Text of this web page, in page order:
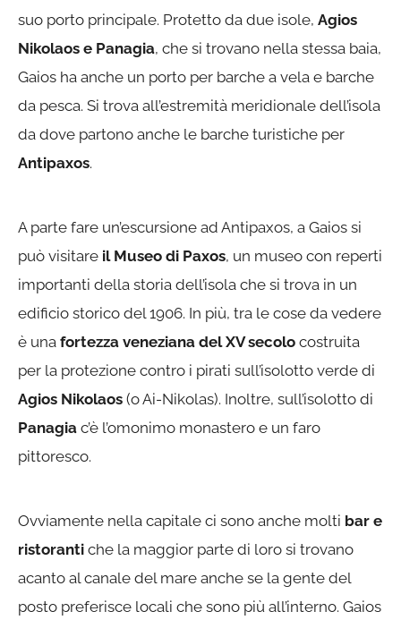
suo porto principale. Protetto da due isole, Agios
Nikolaos e Panagia, che si trovano nella stessa baia,
Gaios ha anche un porto per barche a vela e barche
da pesca. Si trova all’estremità meridionale dell’isola
da dove partono anche le barche turistiche per
Antipaxos.
A parte fare un’escursione ad Antipaxos, a Gaios si
può visitare il Museo di Paxos, un museo con reperti
importanti della storia dell’isola che si trova in un
edificio storico del 1906. In più, tra le cose da vedere
è una fortezza veneziana del XV secolo costruita
per la protezione contro i pirati sull’isolotto verde di
Agios Nikolaos (o Ai-Nikolas). Inoltre, sull’isolotto di
Panagia c’è l’omonimo monastero e un faro
pittoresco.
Ovviamente nella capitale ci sono anche molti bar e
ristoranti che la maggior parte di loro si trovano
acanto al canale del mare anche se la gente del
posto preferisce locali che sono più all’interno. Gaios